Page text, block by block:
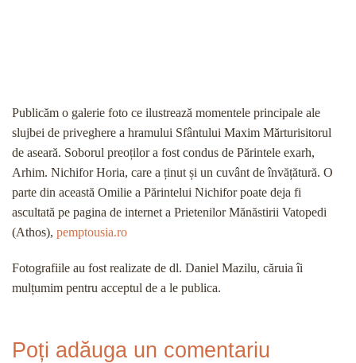
Publicăm o galerie foto ce ilustrează momentele principale ale
slujbei de priveghere a hramului Sfântului Maxim Mărturisitorul
de aseară. Soborul preoților a fost condus de Părintele exarh,
Arhim. Nichifor Horia, care a ținut și un cuvânt de învățătură. O
parte din această Omilie a Părintelui Nichifor poate deja fi
ascultată pe pagina de internet a Prietenilor Mănăstirii Vatopedi
(Athos), pemptousia.ro
Fotografiile au fost realizate de dl. Daniel Mazilu, căruia îi
mulțumim pentru acceptul de a le publica.
Poți adăuga un comentariu